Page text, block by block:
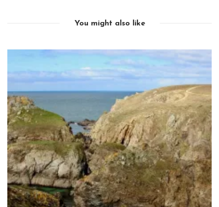
You might also like